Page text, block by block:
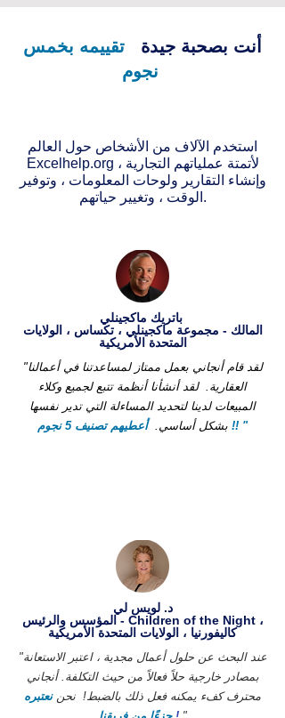
أنت بصحبة جيدة
تقييمه بخمس
نجوم
استخدم الآلاف من الأشخاص حول العالم
Excelhelp.org لأتمتة عملياتهم التجارية ،
وإنشاء التقارير ولوحات المعلومات ، وتوفير
الوقت ، وتغيير حياتهم.
باتريك ماكجينلي
المالك - مجموعة ماكجينلي ، تكساس ، الولايات
المتحدة الأمريكية
"لقد قام أنجاني بعمل ممتاز لمساعدتنا في أعمالنا
العقارية. لقد أنشأنا أنظمة تتبع لجميع وكلاء
المبيعات لدينا لتحديد المساءلة التي تدير نفسها
بشكل أساسي. أعطيهم تصنيف 5 نجوم !! "
د. لويس لي
المؤسس والرئيس - Children of the Night ،
كاليفورنيا ، الولايات المتحدة الأمريكية
"عند البحث عن حلول أعمال مجدية ، اعتبر الاستعانة
بمصادر خارجية حلاً فعالاً من حيث التكلفة. أنجاني
محترف كفء يمكنه فعل ذلك بالضبط! نحن نعتبره